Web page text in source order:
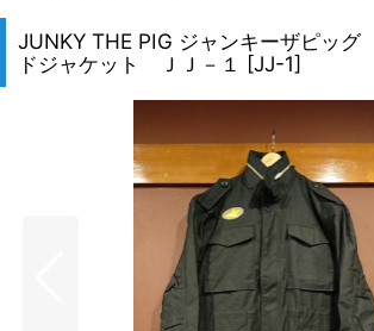
JUNKY THE PIG ジャンキーザピッ
ドジャケット ＪＪ－１
[JJ-1]